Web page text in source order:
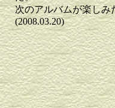
次のアルバムが楽し
(2008.03.20)